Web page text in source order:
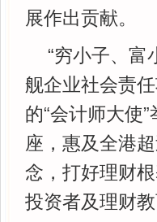
展作出贡献。
“穷小子、富
舰企业社会责
的“会计师大使
座，惠及全港
念，打好理财
投资者及理财